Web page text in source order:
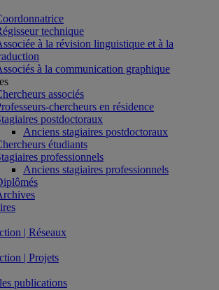
technique
à la révision linguistique et à la
à la communication graphique
associés
chercheurs en résidence
postdoctoraux
Anciens stagiaires postdoctoraux
étudiants
professionnels
Anciens stagiaires professionnels
| Réseaux
| Projets
publications